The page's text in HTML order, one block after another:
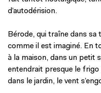
d’autodérision.
Bérode, qui traîne dans
comme il est imaginé. En
à la maison, dans un petit
entendrait presque le
dans le jardin, le vent